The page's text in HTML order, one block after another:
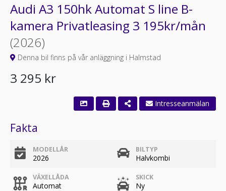
Audi A3 150hk Automat S line B-
kamera Privatleasing 3 195kr/mån
(2026)
Denna bil finns på vår anläggning i Halmstad
3 295 kr
Fakta
MODELLÅR
2026
BILTYP
Halvkombi
VÄXELLÅDA
Automat
SKICK
Ny